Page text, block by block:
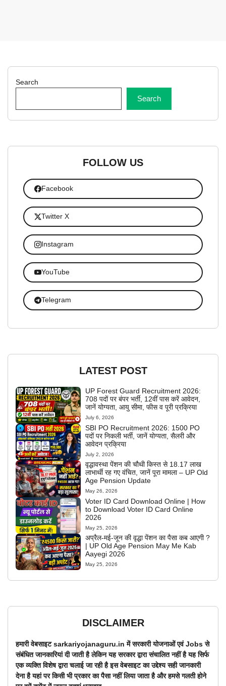
Search
Search
FOLLOW US
Facebook
Twitter X
Instagram
YouTube
Telegram
LATEST POST
UP Forest Guard Recruitment 2026:
708 पदों पर बंपर भर्ती, 12वीं पास करें आवेदन,
जानें योग्यता, आयु सीमा, फीस व पूरी प्रक्रिया
July 6, 2026
SBI PO Recruitment 2026: 1500 PO
पदों पर निकली भर्ती, जानें योग्यता, सैलरी और
आवेदन प्रक्रिया
July 2, 2026
वृद्धावस्था पेंशन की चौथी किस्त से 18.17 लाख
लाभार्थी रह गए वंचित, जानें पूरा मामला – UP Old
Age Pension Update
May 26, 2026
Voter ID Card Download Online | How
to Download Voter ID Card Online
2026
May 25, 2026
अप्रैल-मई-जून की वृद्धा पेंशन का पैसा कब आएगी ?
| UP Old Age Pension May Me Kab
Aayegi 2026
May 25, 2026
DISCLAIMER
हमारी वेबसाइट sarkariyojanaguru.in में सरकारी योजनाओं एवं Jobs से
संबंधित जानकारियां दी जाती है लेकिन यह सरकार द्वारा संचालित नहीं है यह सिर्फ
एक व्यक्ति विशेष द्वारा चलाई जा रही है इस वेबसाइट का उद्देश्य सही जानकारी
देना है यहां पर किसी भी प्रकार का पैसा नहीं लिया जाता है और हमसे गलती होने